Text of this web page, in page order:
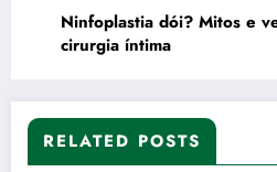
Ninfoplastia dói? Mitos e
cirurgia íntima
RELATED POSTS